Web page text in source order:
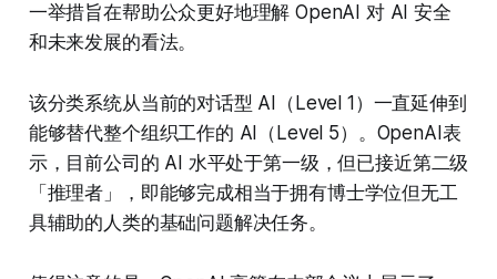
一举措旨在帮助公众更好地理解 OpenAI 对 AI 安全
和未来发展的看法。
该分类系统从当前的对话型 AI（Level 1）一直延伸到
能够替代整个组织工作的 AI（Level 5）。OpenAI表
示，目前公司的 AI 水平处于第一级，但已接近第二级
「推理者」，即能够完成相当于拥有博士学位但无工
具辅助的人类的基础问题解决任务。